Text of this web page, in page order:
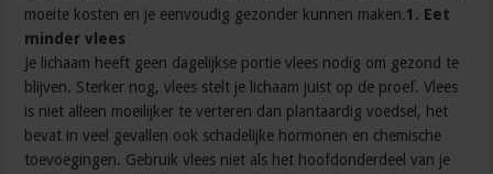
moeite kosten en je eenvoudig gezonder kunnen maken.1. Eet
minder vlees
Je lichaam heeft geen dagelijkse portie vlees nodig om gezond te
blijven. Sterker nog, vlees stelt je lichaam juist op de proef. Vlees
is niet alleen moeilijker te verteren dan plantaardig voedsel, het
bevat in veel gevallen ook schadelijke hormonen en chemische
toevoegingen. Gebruik vlees niet als het hoofdonderdeel van je